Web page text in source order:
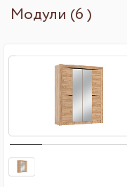
Модули (6 )